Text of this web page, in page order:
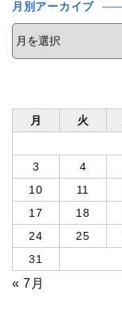
月別アーカイブ
月 火
3
4
10
11
17
18
24
25
31
« 7月